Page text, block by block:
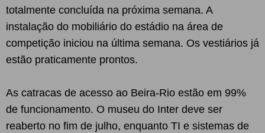
totalmente concluída na próxima semana. A
instalação do mobiliário do estádio na área de
competição iniciou na última semana. Os vestiários já
estão praticamente prontos.
As catracas de acesso ao Beira-Rio estão em 99%
de funcionamento. O museu do Inter deve ser
reaberto no fim de julho, enquanto TI e sistemas de